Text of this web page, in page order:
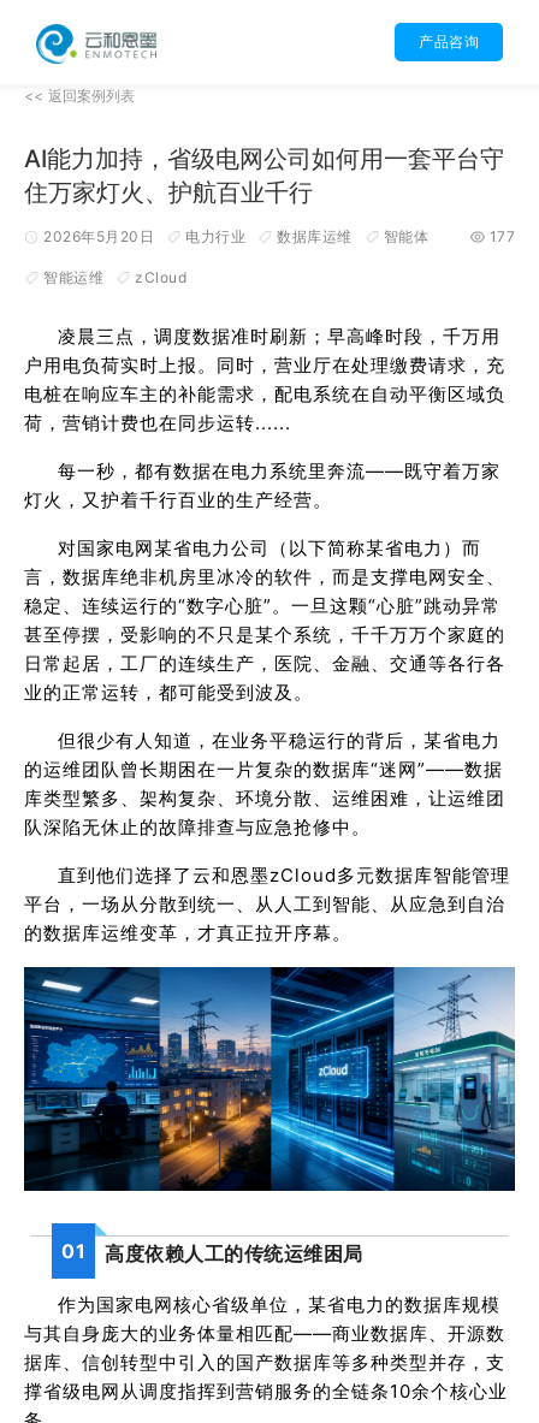
产品咨询
<< 返回案例列表
AI能力加持，省级电网公司如何用一套平台守
住万家灯火、护航百业千行
2026年5月20日 电力行业 数据库运维 智能体
智能运维 zCloud
177
凌晨三点，调度数据准时刷新；早高峰时段，千万用
户用电负荷实时上报。同时，营业厅在处理缴费请求，充
电桩在响应车主的补能需求，配电系统在自动平衡区域负
荷，营销计费也在同步运转......
每一秒，都有数据在电力系统里奔流——既守着万家
灯火，又护着千行百业的生产经营。
对国家电网某省电力公司（以下简称某省电力）而
言，数据库绝非机房里冰冷的软件，而是支撑电网安全、
稳定、连续运行的“数字心脏”。一旦这颗“心脏”跳动异常
甚至停摆，受影响的不只是某个系统，千千万万个家庭的
日常起居，工厂的连续生产，医院、金融、交通等各行各
业的正常运转，都可能受到波及。
但很少有人知道，在业务平稳运行的背后，某省电力
的运维团队曾长期困在一片复杂的数据库“迷网”——数据
库类型繁多、架构复杂、环境分散、运维困难，让运维团
队深陷无休止的故障排查与应急抢修中。
直到他们选择了云和恩墨zCloud多元数据库智能管理
平台，一场从分散到统一、从人工到智能、从应急到自治
的数据库运维变革，才真正拉开序幕。
01 高度依赖人工的传统运维困局
作为国家电网核心省级单位，某省电力的数据库规模
与其自身庞大的业务体量相匹配——商业数据库、开源数
据库、信创转型中引入的国产数据库等多种类型并存，支
撑省级电网从调度指挥到营销服务的全链条10余个核心业